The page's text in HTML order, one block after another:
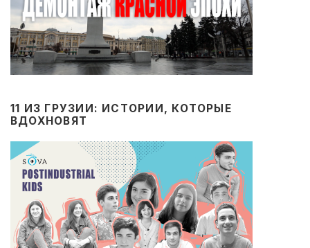
11 ИЗ ГРУЗИИ: ИСТОРИИ, КОТОРЫЕ
ВДОХНОВЯТ